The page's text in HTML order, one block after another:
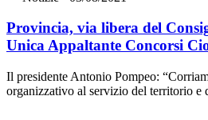
Provincia, via libera del
Unica Appaltante Concorsi
Il presidente Antonio Pompeo:
organizzativo al servizio del territorio e